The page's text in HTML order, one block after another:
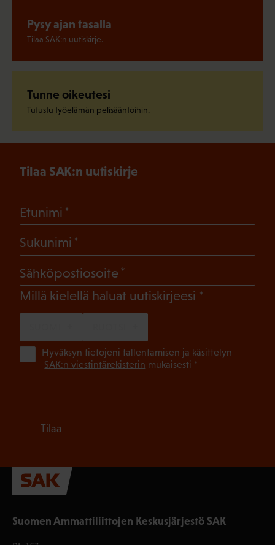
Pysy ajan tasalla
Tilaa SAK:n uutiskirje.
Tunne oikeutesi
Tutustu työelämän pelisääntöihin.
Suomen Ammattiliittojen Keskusjärjestö SAK
Tilaa SAK:n uutiskirje
Etunimi
Sukunimi
Sähköpostiosoite
Millä kielellä haluat uutiskirjeesi (Pakollinen)
Hyväksyn tietojeni tallentamisen ja käsittelyn
SAK:n viestintärekisterin mukaisesti *
Tilaa